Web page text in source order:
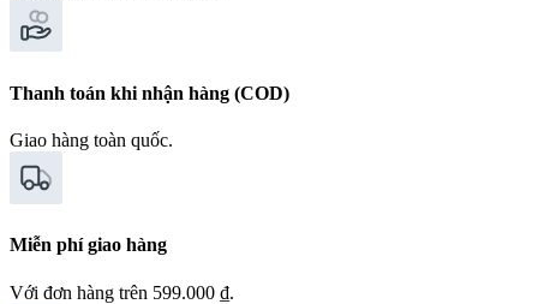
Thanh toán khi nhận hàng (COD)
Giao hàng toàn quốc.
Miễn phí giao hàng
Với đơn hàng trên 599.000 ₫.